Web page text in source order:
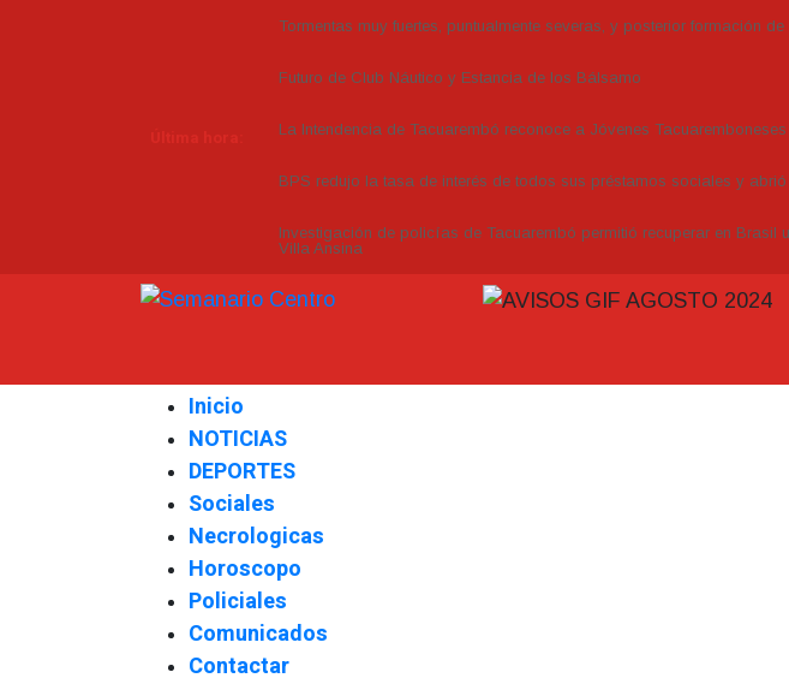
Tormentas muy fuertes, puntualmente severas, y posterior formación
Futuro de Club Náutico y Estancia de los Bálsamo
La Intendencia de Tacuarembó reconoce a Jóvenes
BPS redujo la tasa de interés de todos sus préstamos sociales y
Investigación de policías de Tacuarembó permitió recuperar en Brasil
Villa Ansina
Inicio
NOTICIAS
DEPORTES
Sociales
Necrologicas
Horoscopo
Policiales
Comunicados
Contactar